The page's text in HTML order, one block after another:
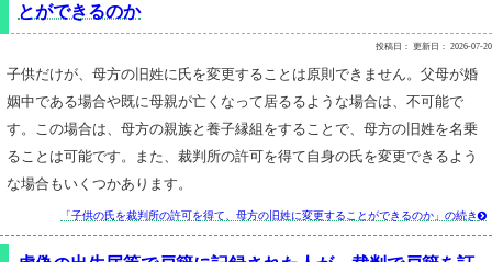
とができるのか
投稿日： 更新日： 2026-07-20
子供だけが、母方の旧姓に氏を変更することは原則できません。父母が婚
姻中である場合や既に母親が亡くなって居るるような場合は、不可能で
す。この場合は、母方の親族と養子縁組をすることで、母方の旧姓を名乗
ることは可能です。また、裁判所の許可を得て自身の氏を変更できるよう
な場合もいくつかあります。
「子供の氏を裁判所の許可を得て、母方の旧姓に変更することができるのか」の続き